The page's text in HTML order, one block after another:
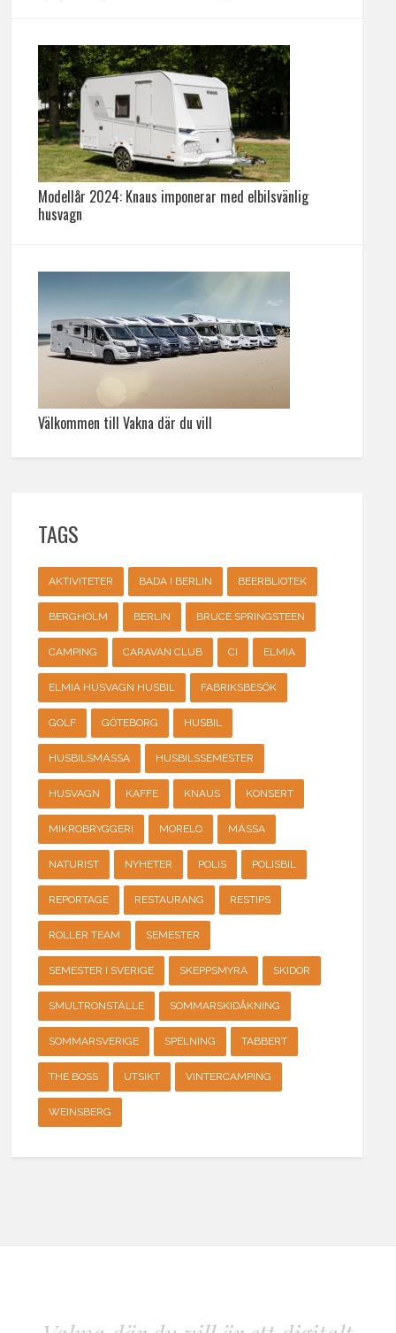
Modellår 2024: Knaus imponerar med elbilsvänlig
husvagn
Välkommen till Vakna där du vill
TAGS
AKTIVITETER BADA I BERLIN BEERBLIOTEK
BERGHOLM BERLIN BRUCE SPRINGSTEEN
CAMPING CARAVAN CLUB CI ELMIA
ELMIA HUSVAGN HUSBIL FABRIKSBESÖK
GOLF GÖTEBORG HUSBIL
HUSBILSMÄSSA HUSBILSSEMESTER
HUSVAGN KAFFE KNAUS KONSERT
MIKROBRYGGERI MORELO MÄSSA
NATURIST NYHETER POLIS POLISBIL
REPORTAGE RESTAURANG RESTIPS
ROLLER TEAM SEMESTER
SEMESTER I SVERIGE SKEPPSMYRA SKIDOR
SMULTRONSTÄLLE SOMMARSKIDÅKNING
SOMMARSVERIGE SPELNING TABBERT
THE BOSS UTSIKT VINTERCAMPING
WEINSBERG